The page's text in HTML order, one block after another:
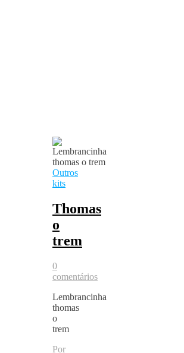
Outros
kits
Thomas
o
trem
0
comentários
Lembrancinha
thomas
o
trem
Por